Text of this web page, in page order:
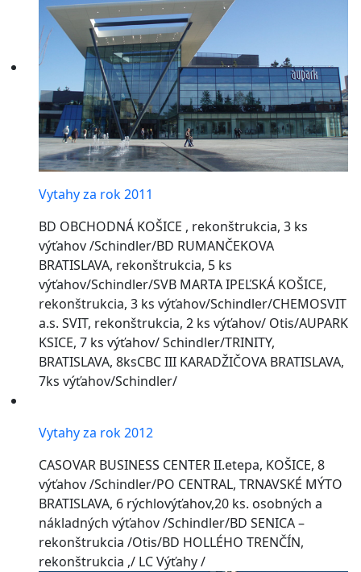
Vytahy za rok 2011
BD OBCHODNÁ KOŠICE , rekonštrukcia, 3 ks
výťahov /Schindler/BD RUMANČEKOVA
BRATISLAVA, rekonštrukcia, 5 ks
výťahov/Schindler/SVB MARTA IPEĽSKÁ KOŠICE,
rekonštrukcia, 3 ks výťahov/Schindler/CHEMOSVIT
a.s. SVIT, rekonštrukcia, 2 ks výťahov/ Otis/AUPARK
KSICE, 7 ks výťahov/ Schindler/TRINITY,
BRATISLAVA, 8ksCBC III KARADŽIČOVA BRATISLAVA,
7ks výťahov/Schindler/
Vytahy za rok 2012
CASOVAR BUSINESS CENTER II.etepa, KOŠICE, 8
výťahov /Schindler/PO CENTRAL, TRNAVSKÉ MÝTO
BRATISLAVA, 6 rýchlovýťahov,20 ks. osobných a
nákladných výťahov /Schindler/BD SENICA –
rekonštrukcia /Otis/BD HOLLÉHO TRENČÍN,
rekonštrukcia ,/ LC Výťahy /